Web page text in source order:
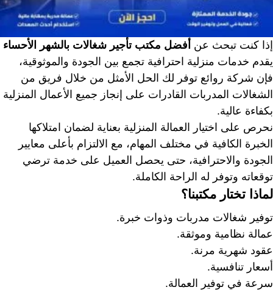
إذا كنت تبحث عن أفضل مكتب تأجير شغالات بالشهر الأحساء
يقدم خدمات منزلية احترافية تجمع بين الجودة والموثوقية،
فإن شركة روائع توفر لك الحل الأمثل من خلال فريق من
الشغالات المدربات القادرات على إنجاز جميع الأعمال المنزلية
بكفاءة عالية.
نحرص على اختيار العمالة المنزلية بعناية لضمان امتلاكها
الخبرة الكافية في مختلف المهام، مع الالتزام بأعلى معايير
الجودة والاحترافية، حتى يحصل العميل على خدمة ترضي
توقعاته وتوفر له الراحة الكاملة.
لماذا تختار مكتبنا؟
توفير شغالات مدربات وذوات خبرة.
عمالة نظامية وموثقة.
عقود شهرية مرنة.
أسعار تنافسية.
سرعة في توفير العمالة.